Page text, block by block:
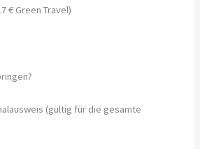
€ Green Travel)
(gültig für die gesamte